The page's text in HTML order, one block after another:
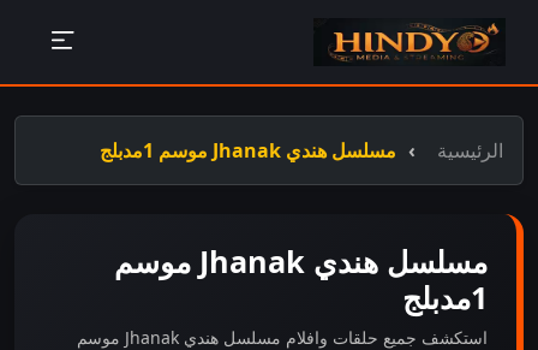
الرئيسية مسلسل هندي Jhanak موسم 1مدبلج
مسلسل هندي Jhanak موسم
1مدبلج
استكشف جميع حلقات وافلام مسلسل هندي Jhanak موسم